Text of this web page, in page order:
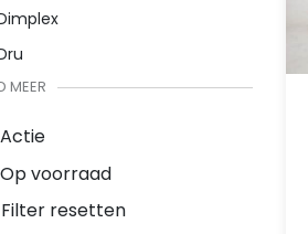
MEER
Actie
Op voorraad
Filter resetten